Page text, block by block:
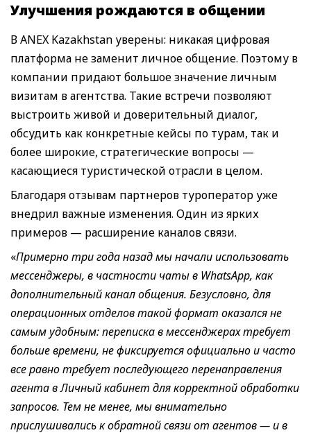
Улучшения рождаются в общении
В ANEX Kazakhstan уверены: никакая цифровая
платформа не заменит личное общение. Поэтому в
компании придают большое значение личным
визитам в агентства. Такие встречи позволяют
выстроить живой и доверительный диалог,
обсудить как конкретные кейсы по турам, так и
более широкие, стратегические вопросы —
касающиеся туристической отрасли в целом.
Благодаря отзывам партнеров туроператор уже
внедрил важные изменения. Один из ярких
примеров — расширение каналов связи.
«Примерно три года назад мы начали использовать
мессенджеры, в частности чаты в WhatsApp, как
дополнительный канал общения. Безусловно, для
операционных отделов такой формат оказался не
самым удобным: переписка в мессенджерах требует
больше времени, не фиксируется официально и часто
все равно требует последующего перенаправления
агента в Личный кабинет для корректной обработки
запросов. Тем не менее, мы внимательно
прислушивались к обратной связи от агентов — и в